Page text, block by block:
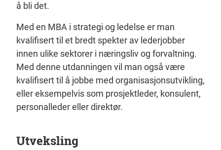
å bli det.
Med en MBA i strategi og ledelse er man
kvalifisert til et bredt spekter av lederjobber
innen ulike sektorer i næringsliv og forvaltning.
Med denne utdanningen vil man også være
kvalifisert til å jobbe med organisasjonsutvikling,
eller eksempelvis som prosjektleder, konsulent,
personalleder eller direktør.
Utveksling